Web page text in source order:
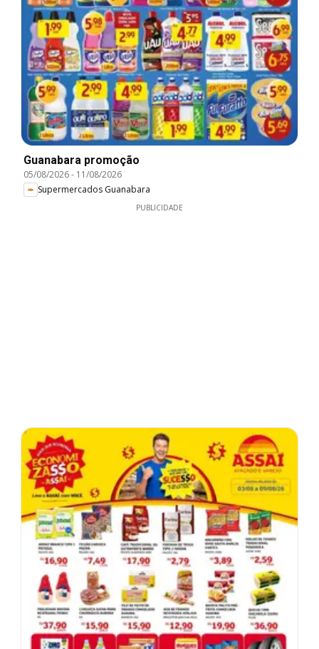
Guanabara promoção
05/08/2026- 11/08/2026
Supermercados Guanabara
PUBLICIDADE